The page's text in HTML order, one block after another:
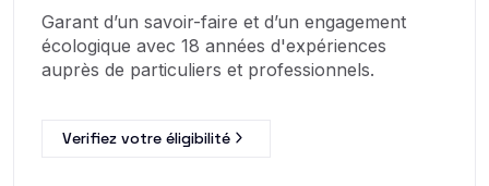
Garant d’un savoir-faire et d’un engagement
écologique avec 18 années d'expériences
auprès de particuliers et professionnels.
Verifiez votre éligibilité